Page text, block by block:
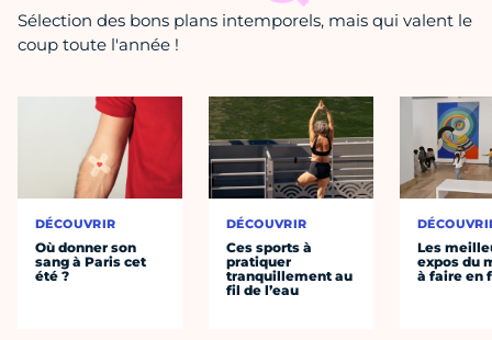
Sélection des bons plans intemporels, mais qui valent le
coup toute l'année !
DÉCOUVRIR
Où donner son
sang à Paris cet
été ?
DÉCOUVRIR
Ces sports à
pratiquer
tranquillement au
fil de l’eau
Les
expos du
à faire en